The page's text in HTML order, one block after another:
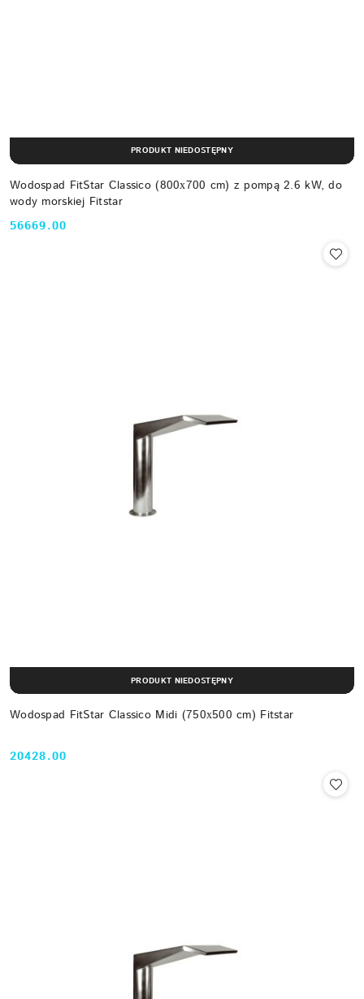
Wodospad FitStar Classico (800х700 cm) z pompą 2.6 kW, do
wody morskiej Fitstar
Cena:
56669.00
PRODUKT NIEDOSTĘPNY
Wodospad FitStar Classico Midi (750х500 cm) Fitstar
Cena:
20428.00
PRODUKT NIEDOSTĘPNY